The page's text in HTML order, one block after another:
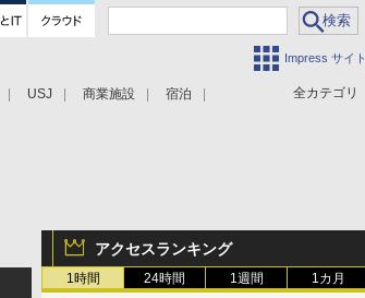
Impress サイト
全カテゴリ
USJ 商業施設 宿泊
アクセスランキング
1時間 24時間 1週間 1カ月